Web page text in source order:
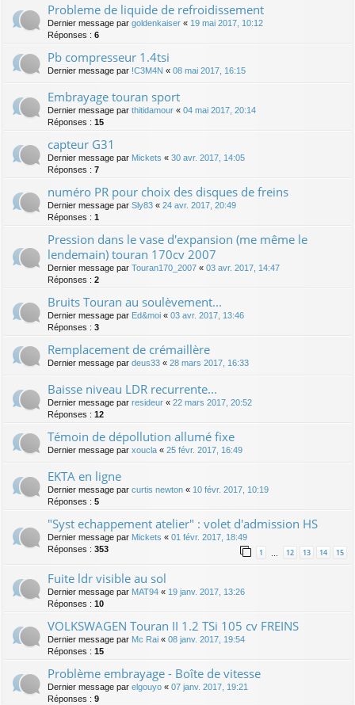
Probleme de liquide de refroidissement
Dernier message par goldenkaiser « 19 mai 2017, 10:12
Réponses : 6
Pb compresseur 1.4tsi
Dernier message par !C3M4N « 08 mai 2017, 16:15
Embrayage touran sport
Dernier message par thitidamour « 04 mai 2017, 20:14
Réponses : 15
capteur G31
Dernier message par Mickets « 30 avr. 2017, 14:05
Réponses : 7
numéro PR pour choix des disques de freins
Dernier message par Sly83 « 24 avr. 2017, 20:49
Réponses : 1
Pression dans le vase d'expansion (me même le
lendemain) touran 170cv 2007
Dernier message par Touran170_2007 « 03 avr. 2017, 14:47
Réponses : 2
Bruits Touran au soulèvement...
Dernier message par Ed&moi « 03 avr. 2017, 13:46
Réponses : 3
Remplacement de crémaillère
Dernier message par deus33 « 28 mars 2017, 16:33
Baisse niveau LDR recurrente...
Dernier message par resideur « 22 mars 2017, 20:52
Réponses : 12
Témoin de dépollution allumé fixe
Dernier message par xoucla « 25 févr. 2017, 16:49
EKTA en ligne
Dernier message par curtis newton « 10 févr. 2017, 10:19
Réponses : 5
"Syst echappement atelier" : volet d'admission HS
Dernier message par Mickets « 01 févr. 2017, 18:49
Réponses : 353 1 12 13 14 15
Fuite ldr visible au sol
Dernier message par MAT94 « 19 janv. 2017, 13:26
Réponses : 10
VOLKSWAGEN Touran II 1.2 TSi 105 cv FREINS
Dernier message par Mc Rai « 08 janv. 2017, 19:54
Réponses : 15
Problème embrayage - Boîte de vitesse
Dernier message par elgouyo « 07 janv. 2017, 19:21
Réponses : 9